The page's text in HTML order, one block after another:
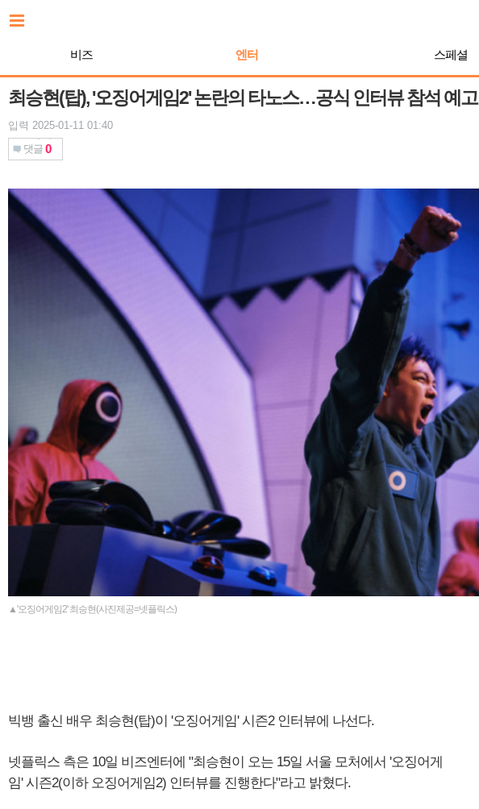
문
비즈 엔터 스페셜
최승현(탑), '오징어게임2' 논란의 타노스…공식 인터뷰 참석 예고
입력 2025-01-11 01:40
댓글 0
▲'오징어게임2' 최승현(사진제공=넷플릭스)
빅뱅 출신 배우 최승현(탑)이 '오징어게임' 시즌2 인터뷰에 나선다.
넷플릭스 측은 10일 비즈엔터에 "최승현이 오는 15일 서울 모처에서 '오징어게
임' 시즌2(이하 오징어게임2) 인터뷰를 진행한다"라고 밝혔다.